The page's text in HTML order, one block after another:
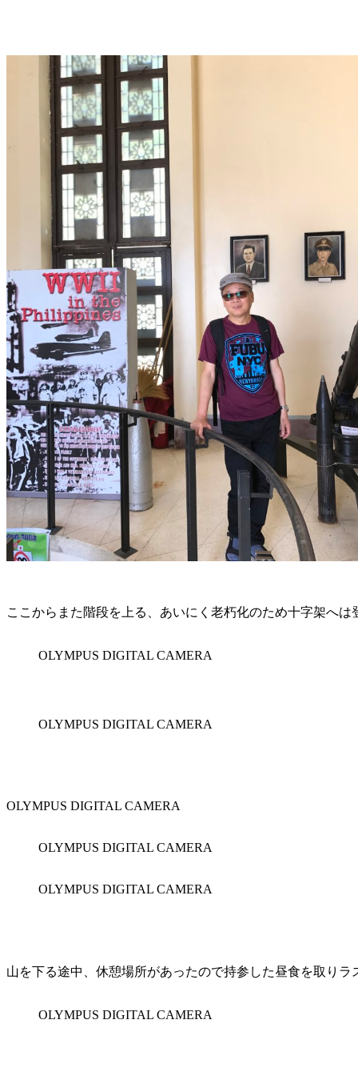
ここからまた階段を上る、あいにく老朽化のため十字架へは
OLYMPUS DIGITAL CAMERA
OLYMPUS DIGITAL CAMERA
OLYMPUS DIGITAL CAMERA
OLYMPUS DIGITAL CAMERA
OLYMPUS DIGITAL CAMERA
山を下る途中、休憩場所があったので持参した昼食を取り
OLYMPUS DIGITAL CAMERA